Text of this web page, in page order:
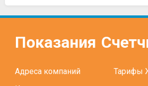
Показания
Адреса компаний
Тарифы